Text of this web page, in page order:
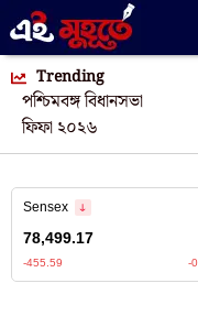
Trending
পশ্চিমবঙ্গ বিধানসভা
ফিফা ২০২৬